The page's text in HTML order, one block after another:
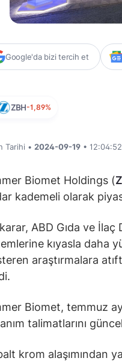
Google'da bizi tercih et
ZBH-1,89%
Tarihi • 2024-09-19 • 12:04:52
Biomet Holdings (
kademeli olarak
ABD Gıda ve
kıyasla daha
araştırmalara
Biomet, temmuz
talimatlarını
krom alaşımından